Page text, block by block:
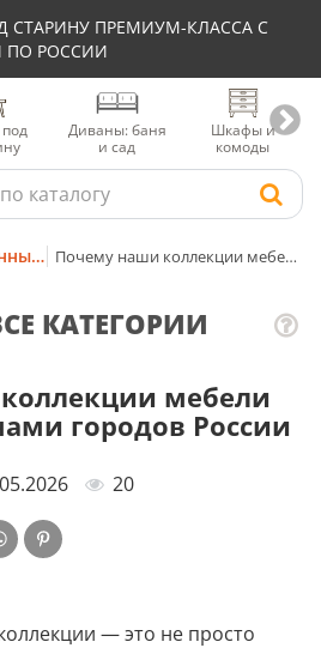
СТАРИНУ ПРЕМИУМ-КЛАССА С
ПО РОССИИ
Диваны: баня
и сад
Шкафы и
комоды
Проекты, реализованные мастерами столярной Артели Почему наши коллекции мебели названы именами городов России
мебели
городов России
20
— это не просто
КАТЕГОРИИ